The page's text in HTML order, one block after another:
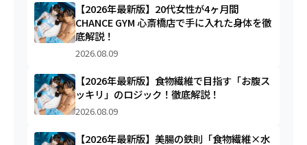
【2026年最新版】20代女性が4ヶ月間
CHANCE GYM 心斎橋店で手に入れた身体を徹
底解説！
2026.08.09
【2026年最新版】食物繊維で目指す「お腹ス
ッキリ」のロジック！徹底解説！
2026.08.09
【2026年最新版】美腸の鉄則「食物繊維×水